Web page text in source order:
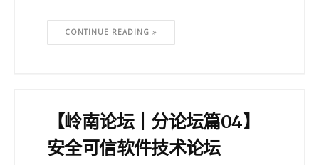
CONTINUE READING
【岭南论坛｜分论坛篇04】
安全可信软件技术论坛